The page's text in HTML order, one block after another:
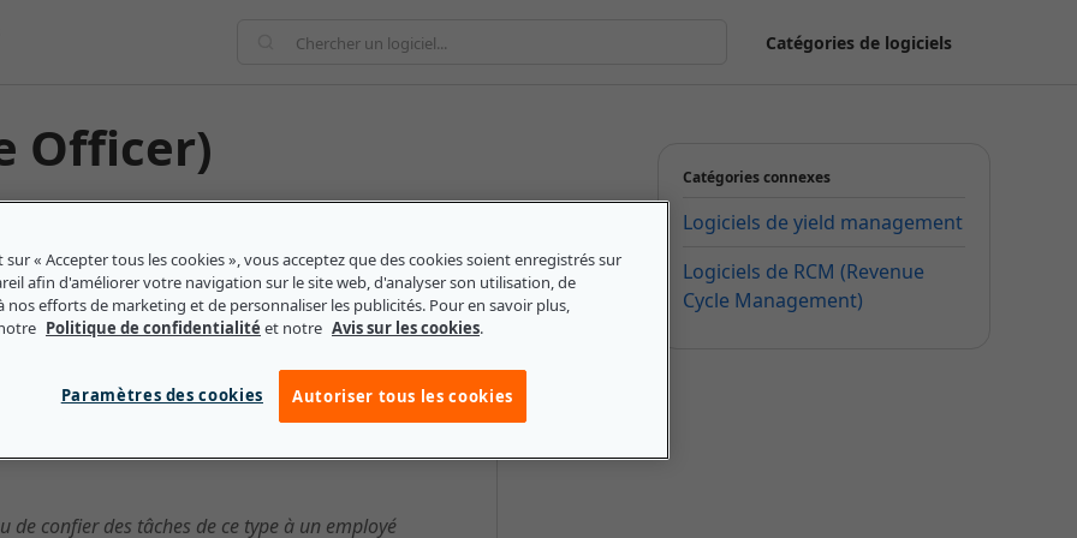
Catégories de logiciels
Officer)
responsable de l'augmentation des revenus. Mais,
ou à la comptabilité. Ces dirigeants de niveau
quel service qui affecte les revenus tels que les
que les petites et moyennes
de confier des tâches de ce type à un employé
Catégories connexes
Logiciels de yield management
Logiciels de RCM (Revenue
Cycle Management)
sur « Accepter tous les cookies », vous acceptez que des cookies soient enregistrés sur
afin d'améliorer votre navigation sur le site web, d'analyser son utilisation, de
nos efforts de marketing et de personnaliser les publicités. Pour en savoir plus,
Politique de confidentialité et notre Avis sur les cookies.
Autoriser tous les cookies
Paramètres des cookies